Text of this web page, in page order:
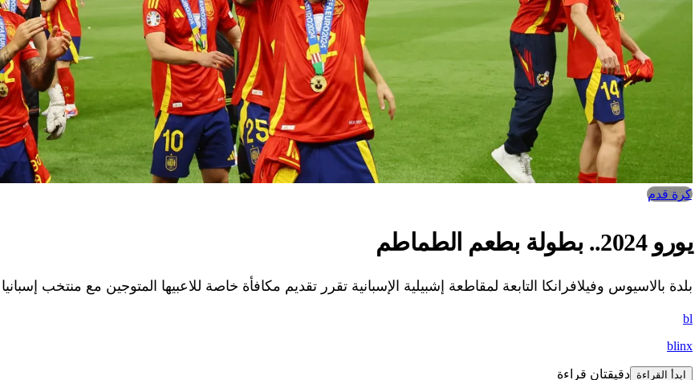
كرة قدم
يورو 2024.. بطولة بطعم الطماطم
بلدة بالاسيوس وفيلافرانكا التابعة لمقاطعة إشبيلية الإسبانية تقرر تقديم مكافأة خاصة للاعبيها المتوجين مع منتخب إسبانيا
bl
blinx
ابدأ القراءة دقيقتان قراءة